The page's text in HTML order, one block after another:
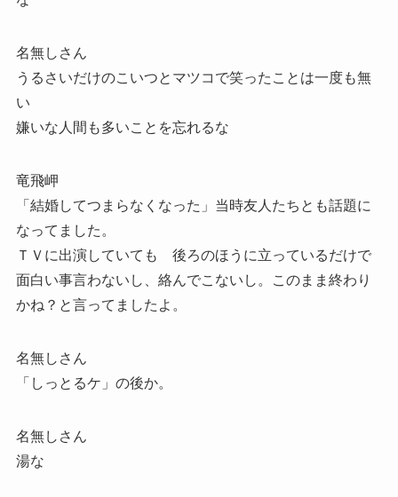
名無しさん
うるさいだけのこいつとマツコで笑ったことは一度も無
い
嫌いな人間も多いことを忘れるな
竜飛岬
「結婚してつまらなくなった」当時友人たちとも話題に
なってました。
ＴＶに出演していても 後ろのほうに立っているだけで
面白い事言わないし、絡んでこないし。このまま終わり
かね？と言ってましたよ。
名無しさん
「しっとるケ」の後か。
名無しさん
湯な